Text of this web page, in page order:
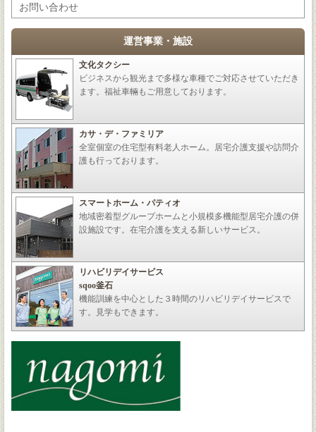
お問い合わせ
運営事業・施設
文化タクシー
ビジネスから観光まで多様な車種でご対応させていただき
ます。福祉車輛もご用意しております。
カサ・デ・ファミリア
全室個室の住宅型有料老人ホーム。居宅介護支援や訪問介
護も行っております。
スマートホーム・パティオ
地域密着型グループホームと小規模多機能型居宅介護の併
設施設です。在宅介護を支える新しいサービス。
リハビリデイサービス
sqoo釜石
機能訓練を中心とした３時間のリハビリデイサービスで
す。見学もできます。